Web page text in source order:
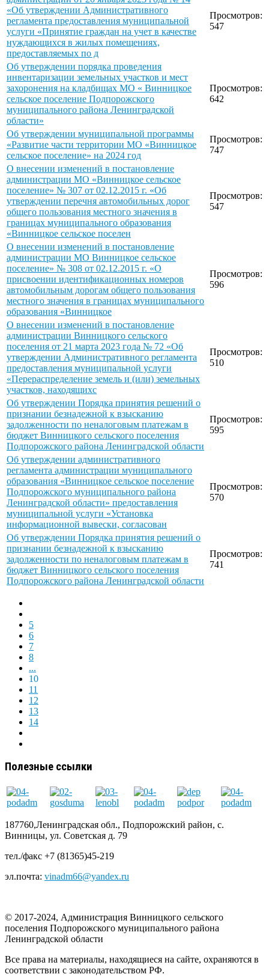
«Об утверждении Административного
регламента предоставления муниципальной
услуги «Принятие граждан на учет в качестве
нуждающихся в жилых помещениях,
предоставляемых по д
Просмотров:
547
Об утверждении порядка проведения
инвентаризации земельных участков и мест
захоронения на кладбищах МО « Винницкое
сельское поселение Подпорожского
муниципального района Ленинградской
области»
Просмотров:
642
Об утверждении муниципальной программы
«Развитие части территории МО «Винницкое
сельское поселение» на 2024 год
Просмотров:
747
О внесении изменений в постановление
администрации МО «Винницкое сельское
поселение» № 307 от 02.12.2015 г. «Об
утверждении перечня автомобильных дорог
общего пользования местного значения в
границах муниципального образования
«Винницкое сельское поселен
Просмотров:
547
О внесении изменений в постановление
администрации МО Винницкое сельское
поселение» № 308 от 02.12.2015 г. «О
присвоении идентификационных номеров
автомобильным дорогам общего пользования
местного значения в границах муниципального
образования «Винницкое
Просмотров:
596
О внесении изменений в постановление
администрации Винницкого сельского
поселения от 21 марта 2023 года № 72 «Об
утверждении Административного регламента
предоставления муниципальной услуги
«Перераспределение земель и (или) земельных
участков, находящихс
Просмотров:
510
Об утверждении Порядка принятия решений о
признании безнадежной к взысканию
задолженности по неналоговым платежам в
бюджет Винницкого сельского поселения
Подпорожского района Ленинградской области
Просмотров:
595
Об утверждении административного
регламента администрации муниципального
образования «Винницкое сельское поселение
Подпорожского муниципального района
Ленинградской области» предоставления
муниципальной услуги «Установка
информационной вывески, согласован
Просмотров:
570
Об утверждении Порядка принятия решений о
признании безнадежной к взысканию
задолженности по неналоговым платежам в
бюджет Винницкого сельского поселения
Подпорожского района Ленинградской области
Просмотров:
741
5
6
7
8
...
10
11
12
13
14
Полезные ссылки
187760,Ленинградская обл., Подпорожский район, с.
Винницы, ул. Советская д. 79
тел./факс +7 (81365)45-219
эл.почта: vinadm66@yandex.ru
© 2017-2024, Администрация Винницкого сельского
поселения Подпорожского муниципального района
Ленинградской области
Все права на материалы, находящиеся на сайте, охраняются в
соответствии с законодательством РФ.